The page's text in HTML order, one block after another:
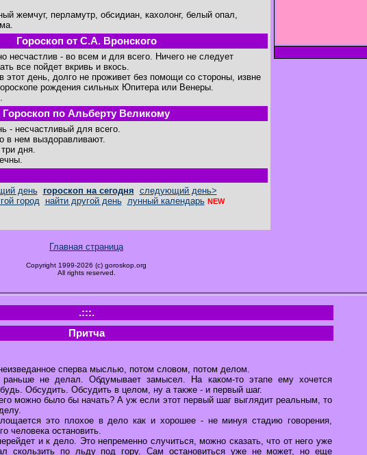
жемчуг, перламутр, обсидиан, кахолонг, белый опал,
Гороскоп от С.А. Вронского
несчастлив - во всем и для всего. Ничего не следует
все пойдет вкривь и вкось.
этот день, долго не проживет без помощи со стороны, извне
рождения сильных Юпитера или Венеры.
Гороскоп по Альберту Великому
- несчастливый для всего.
в нем выздоравливают.
дня.
день гороскоп на сегодня следующий день>
город
найти другой день лунный календарь NEW
Главная страница
Copyright 1999-2026 (c) goroskop.org
All rights reserved.
.:::.
Притча
сперва мыслью, потом словом, потом делом.
не делал. Обдумывает замысел. На каком-то этапе ему хочется
Обсудить. Обсудить в целом, ну а также - и первый шаг.
можно было бы начать? А уж если этот первый шаг выглядит реальным, то
это плохое в дело как и хорошее - не минуя стадию говорения,
человека остановить.
и к дело. Это непременно случиться, можно сказать, что от него уже
скользить по льду под гору. Сам остановиться уже не может, но еще